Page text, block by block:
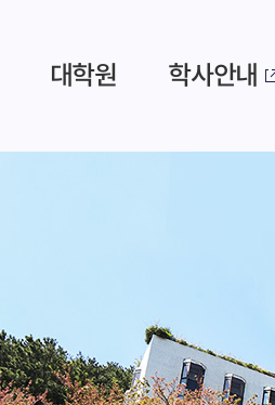
대학원 학사안내